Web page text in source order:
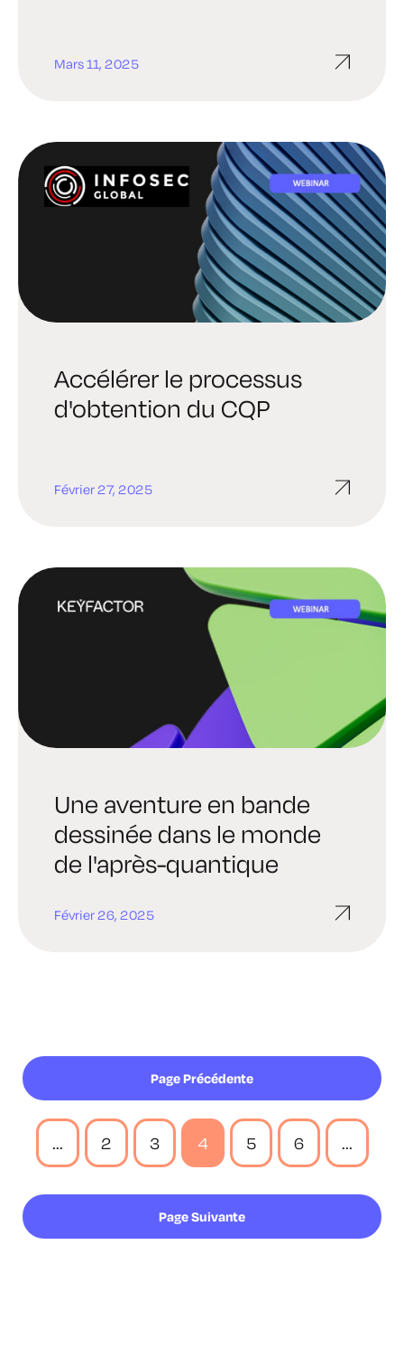
Mars 11, 2025
Accélérer le processus
d'obtention du CQP
Février 27, 2025
Une aventure en bande
dessinée dans le monde
de l'après-quantique
Février 26, 2025
Page Précédente
... 2 3 4 5 6 ...
Page Suivante